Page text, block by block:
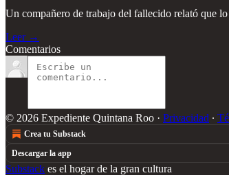
Un compañero de trabajo del fallecido relató que
Leer →
Comentarios
© 2026 Expediente Quintana Roo · Privacidad ∙
Crea tu Substack
Descargar la app
Substack es el hogar de la gran cultura